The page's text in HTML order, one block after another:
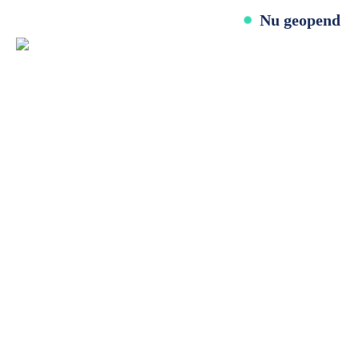
Nu geopend